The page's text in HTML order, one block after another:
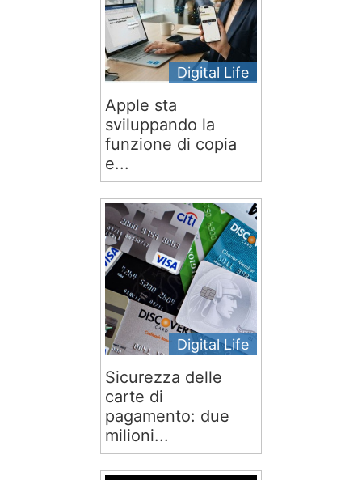
Digital Life
Apple sta
sviluppando la
funzione di copia
e...
Digital Life
Sicurezza delle
carte di
pagamento: due
milioni...